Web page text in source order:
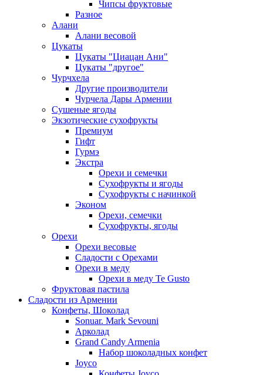
Чипсы фруктовые
Разное
Алани
Алани весовой
Цукаты
Цукаты "Циацан Ани"
Цукаты "другое"
Чурчхела
Другие производители
Чурчела Дары Армении
Сушеные ягоды
Экзотические сухофрукты
Премиум
Гифт
Гурмэ
Экстра
Орехи и семечки
Сухофрукты и ягоды
Сухофрукты с начинкой
Эконом
Орехи, семечки
Сухофрукты, ягоды
Орехи
Орехи весовые
Сладости с Орехами
Орехи в меду
Орехи в меду Te Gusto
Фруктовая пастила
Сладости из Армении
Конфеты, Шоколад
Sonuar. Mark Sevouni
Арколад
Grand Candy Armenia
Набор шоколадных конфет
Joyco